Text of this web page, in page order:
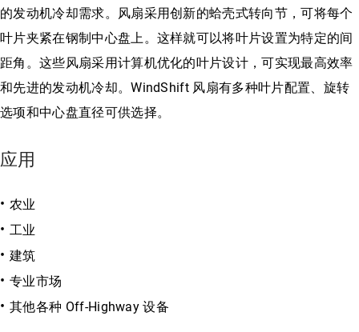
的发动机冷却需求。风扇采用创新的蛤壳式转向节，可将每个
叶片夹紧在钢制中心盘上。这样就可以将叶片设置为特定的间
距角。这些风扇采用计算机优化的叶片设计，可实现最高效率
和先进的发动机冷却。WindShift 风扇有多种叶片配置、旋转
选项和中心盘直径可供选择。
应用
农业
工业
建筑
专业市场
其他各种 Off-Highway 设备